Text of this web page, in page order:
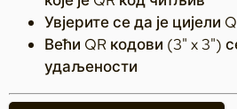
Увјерите се да је цијели
Већи QR кодови (3" x 3")
удаљености